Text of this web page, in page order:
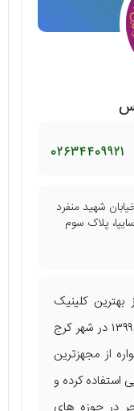
02634409921
شهید منفرد
پلاک سوم
کلینیک
لاغری در کشور می ‌باشد که در سال ۱۳۹۹ در شهر کرج
از مجهزترین
استفاده کرده و